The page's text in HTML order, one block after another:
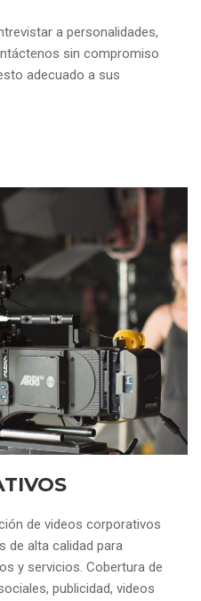
a personalidades,
sin compromiso
adecuado a sus
de videos corporativos
de alta calidad para
y servicios. Cobertura de
publicidad, videos